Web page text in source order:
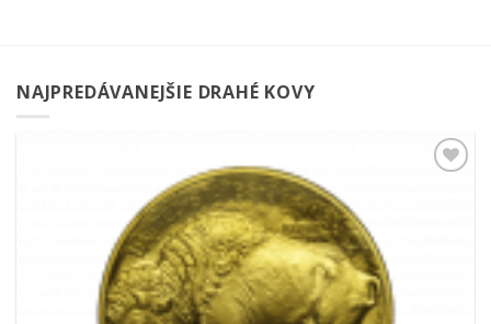
NAJPREDÁVANEJŠIE DRAHÉ KOVY